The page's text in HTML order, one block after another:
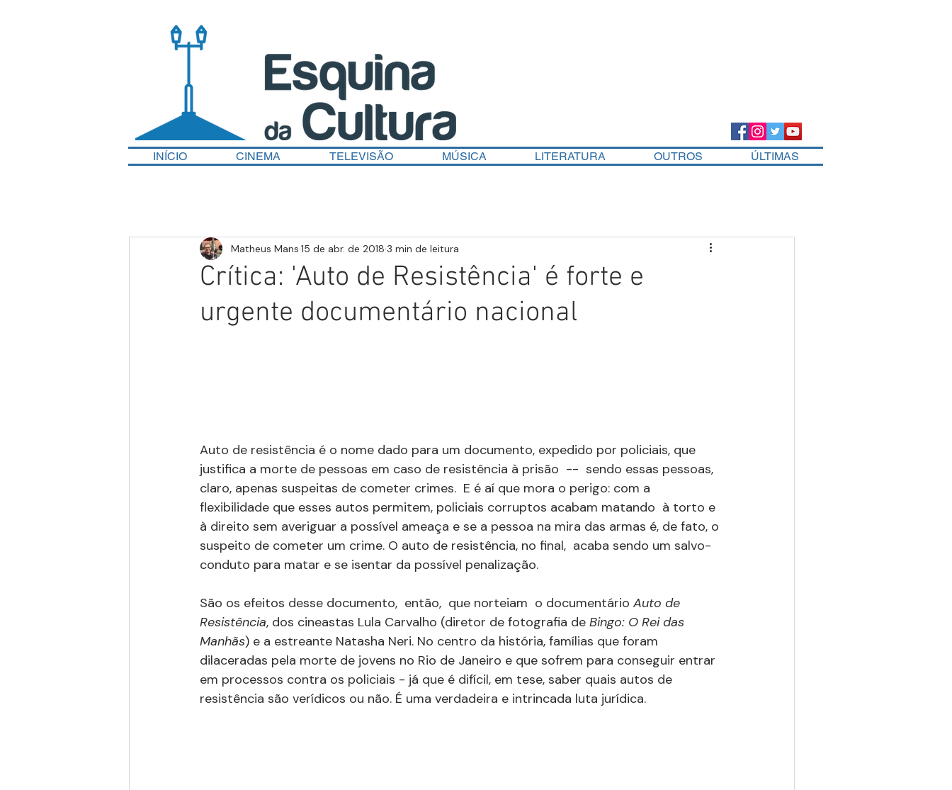
INÍCIO CINEMA TELEVISÃO MÚSICA LITERATURA OUTROS ÚLTIMAS
Crítica: 'Auto de Resistência' é forte e
urgente documentário nacional
Matheus Mans 15 de abr. de 2018 3 min de leitura
Auto de resistência é o nome dado para um documento, expedido por policiais, que
justifica a morte de pessoas em caso de resistência à prisão  --  sendo essas pessoas,
claro, apenas suspeitas de cometer crimes.  E é aí que mora o perigo: com a
flexibilidade que esses autos permitem, policiais corruptos acabam matando  à torto e
à direito sem averiguar a possível ameaça e se a pessoa na mira das armas é, de fato, o
suspeito de cometer um crime. O auto de resistência, no final,  acaba sendo um salvo-
conduto para matar e se isentar da possível penalização.
São os efeitos desse documento,  então,  que norteiam  o documentário Auto de
Resistência, dos cineastas Lula Carvalho (diretor de fotografia de Bingo: O Rei das
Manhãs) e a estreante Natasha Neri. No centro da história, famílias que foram
dilaceradas pela morte de jovens no Rio de Janeiro e que sofrem para conseguir entrar
em processos contra os policiais - já que é difícil, em tese, saber quais autos de
resistência são verídicos ou não. É uma verdadeira e intrincada luta jurídica.